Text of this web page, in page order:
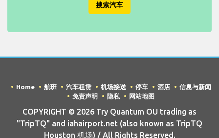
搜索汽车
Home 航班 汽车租赁 机场接送 停车 酒店
信息与新闻
免责声明
隐私 网站地图
COPYRIGHT © 2026 Try Quantum OU trading as
"TripTQ" and iahairport.net (also known as TripTQ
Houston 机场) / All Rights Reserved.